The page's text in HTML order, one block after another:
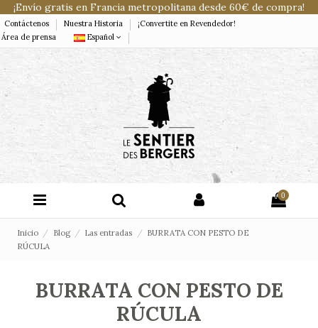
¡Envío gratis en Francia metropolitana desde 60€ de compra!
Contáctenos Nuestra Historia
¡Convertite en Revendedor!
Área de prensa
Español
0
Inicio Blog Las entradas
BURRATA CON PESTO DE
RÚCULA
BURRATA CON PESTO DE
RÚCULA